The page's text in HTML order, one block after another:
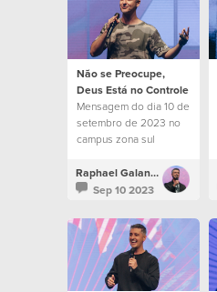
Não se Preocupe,
Deus Está no Controle
Mensagem do dia 10 de
setembro de 2023 no
campus zona sul
Raphael Galante
Sep 10 2023